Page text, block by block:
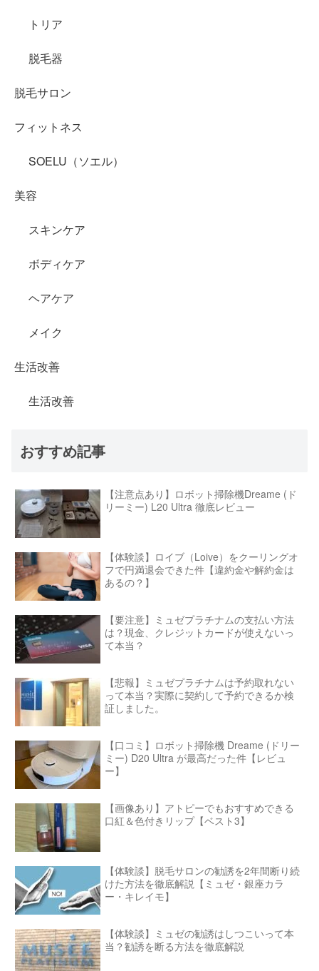
トリア
脱毛器
脱毛サロン
フィットネス
SOELU（ソエル）
美容
スキンケア
ボディケア
ヘアケア
メイク
生活改善
生活改善
おすすめ記事
【注意点あり】ロボット掃除機Dreame (ド
リーミー) L20 Ultra 徹底レビュー
【体験談】ロイブ（Loive）をクーリングオ
フで円満退会できた件【違約金や解約金は
あるの？】
【要注意】ミュゼプラチナムの支払い方法
は？現金、クレジットカードが使えないっ
て本当？
【悲報】ミュゼプラチナムは予約取れない
って本当？実際に契約して予約できるか検
証しました。
【口コミ】ロボット掃除機 Dreame (ドリー
ミー) D20 Ultra が最高だった件【レビュ
ー】
【画像あり】アトピーでもおすすめできる
口紅＆色付きリップ【ベスト3】
【体験談】脱毛サロンの勧誘を2年間断り続
けた方法を徹底解説【ミュゼ・銀座カラ
ー・キレイモ】
【体験談】ミュゼの勧誘はしつこいって本
当？勧誘を断る方法を徹底解説